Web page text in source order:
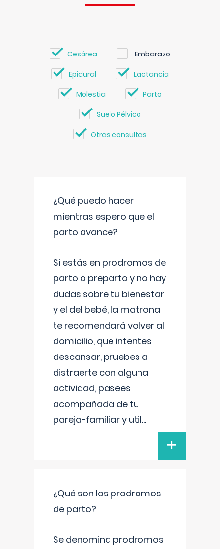
Cesárea Embarazo
Epidural Lactancia
Molestia Parto
Suelo Pélvico
Otras consultas
¿Qué puedo hacer
mientras espero que el
parto avance?
Si estás en prodromos de
parto o preparto y no hay
dudas sobre tu bienestar
y el del bebé, la matrona
te recomendará volver al
domicilio, que intentes
descansar, pruebes a
distraerte con alguna
actividad, pasees
acompañada de tu
pareja-familiar y util...
+
¿Qué son los prodromos
de parto?
Se denomina prodromos